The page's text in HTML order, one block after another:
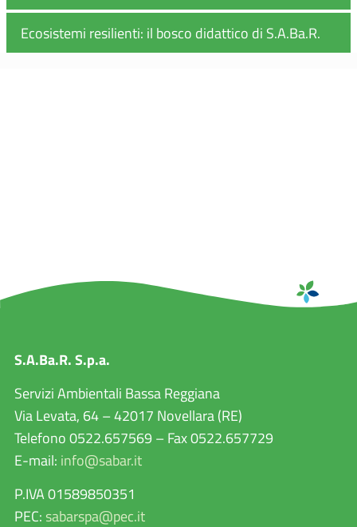
Ecosistemi resilienti: il bosco didattico di S.A.Ba.R.
S.A.Ba.R. S.p.a.
Servizi Ambientali Bassa Reggiana
Via Levata, 64 – 42017 Novellara (RE)
Telefono 0522.657569 – Fax 0522.657729
E-mail: info@sabar.it
P.IVA 01589850351
PEC: sabarspa@pec.it